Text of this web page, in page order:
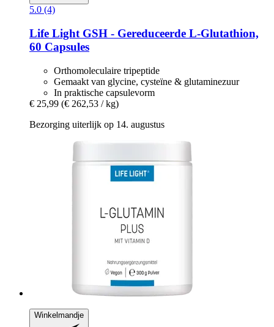
5.0 (4)
Life Light GSH -​ Gereduceerde L-​Glutathion,
60 Capsules
Orthomoleculaire tripeptide
Gemaakt van glycine, cysteïne & glutaminezuur
In praktische capsulevorm
€ 25,99 (€ 262,53 / kg)
Bezorging uiterlijk op 14. augustus
Winkelmandje